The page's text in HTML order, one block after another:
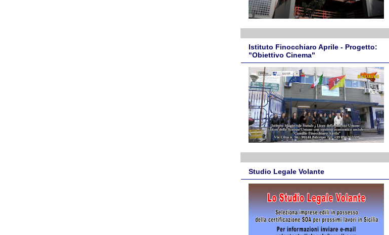
Istituto Finocchiaro Aprile - Progetto:
"Obiettivo Cinema"
Studio Legale Volante